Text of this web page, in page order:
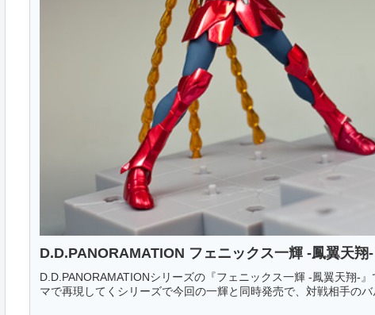
D.D.PANORAMATION フェニックス一輝 -鳳翼天翔
D.D.PANORAMATIONシリーズの『フェニックス一輝 -鳳翼天翔-
マで再現してくシリーズで今回の一輝と同時発売で、対戦相手の